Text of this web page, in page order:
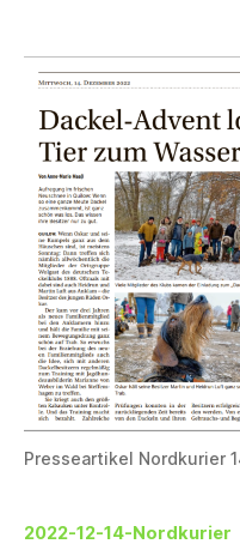
Presseartikel Nordkurier
2022-12-14-Nordkurier